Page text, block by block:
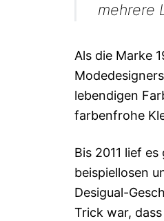
mehrere
Als die Marke
lebendigen
farbenfrohe
Bis 2011 lief
beispiellosen
Desigual-
Trick war,